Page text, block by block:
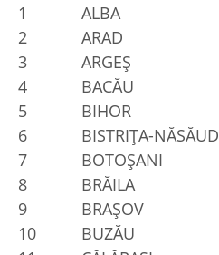
1
ALBA
2
ARAD
3
ARGEŞ
4
BACĂU
5
BIHOR
6
BISTRIŢA-NĂSĂUD
7
BOTOŞANI
8
BRĂILA
9
BRAŞOV
10
BUZĂU